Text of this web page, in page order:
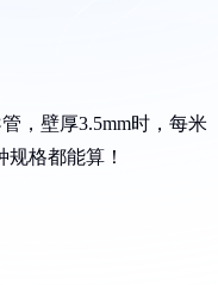
，壁厚3.5mm时，每米
格都能算！